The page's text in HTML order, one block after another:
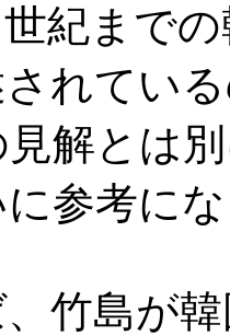
紀まで
れてい
解とは
参考に
竹島が